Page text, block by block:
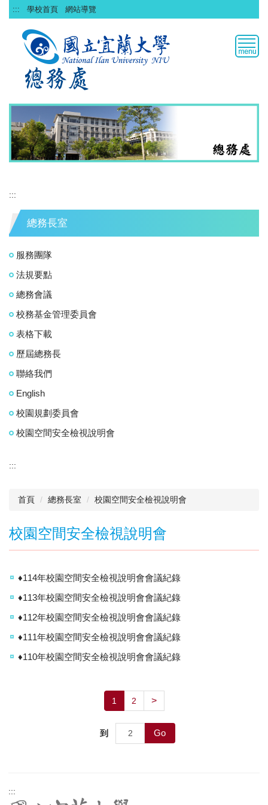
跳
到
::: 學校首頁 網站導覽
:::
總務長室
服務團隊
法規要點
總務會議
校務基金管理委員會
表格下載
歷屆總務長
聯絡我們
English
校園規劃委員會
校園空間安全檢視說明會
:::
首頁 總務長室 校園空間安全檢視說明會
校園空間安全檢視說明會
♦114年校園空間安全檢視說明會會議紀錄
♦113年校園空間安全檢視說明會會議紀錄
♦112年校園空間安全檢視說明會會議紀錄
♦111年校園空間安全檢視說明會會議紀錄
♦110年校園空間安全檢視說明會會議紀錄
1 2 >
到 Go
:::